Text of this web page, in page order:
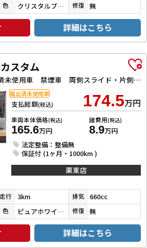
色 クリスタルブラックパール 修復 無
詳細はこちら
スタム
ハイブリッドGS 届出済未使用車 禁煙車 両側スライド・片側電動 クリアランスソナー オートクルーズコントロール レーンアシスト スマートキー アイドリングストップ 電動格納ミラー シートヒーター ベンチシート
支払総額(税込) 174.5万円
車両本体価格(税込)
165.6万円
諸費用(税込)
8.9万円
法定整備：整備無
保証付 (1ヶ月・1000km )
届出済未使用車
栗東店
走行 3km 排気 660cc
色 ピュアホワイトパール 修復 無
詳細はこちら